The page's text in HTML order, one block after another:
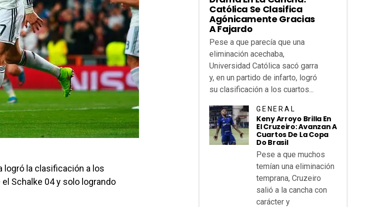
logró la clasificación a los
Schalke 04 y solo logrando
Católica Se Clasifica
Agónicamente Gracias
A Fajardo
Pese a que parecía que una
eliminación acechaba,
Universidad Católica sacó garra
y, en un partido de infarto, logró
su clasificación a los cuartos...
GENERAL
Keny Arroyo Brilla En
El Cruzeiro: Avanzan A
Cuartos De La Copa
Do Brasil
Pese a que muchos
temían una eliminación
temprana, Cruzeiro
salió a la cancha con
carácter y